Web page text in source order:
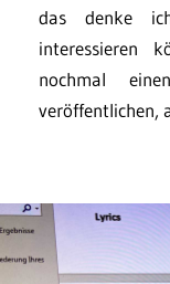
das denke
interessieren
nochmal
veröffentlichen,